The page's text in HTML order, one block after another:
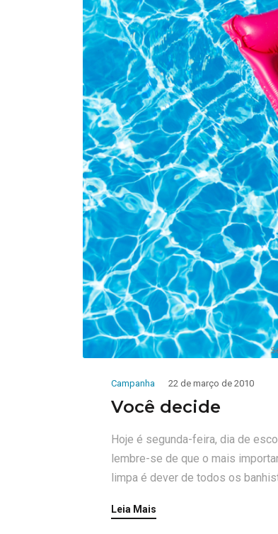
Campanha 22 de março de 2010
Você decide
Hoje é segunda-feira, dia de
lembre-se de que o mais
limpa é dever de todos os
Leia Mais